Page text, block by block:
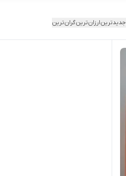
جدیدترینارزان‌ترینگران‌ترین